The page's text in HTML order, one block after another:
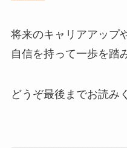
将来のキャリアアップ
自信を持って一歩を踏
どうぞ最後までお読み